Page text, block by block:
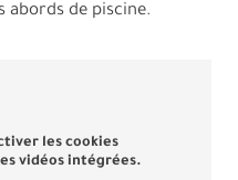
abords de piscine.
les cookies
vidéos intégrées.